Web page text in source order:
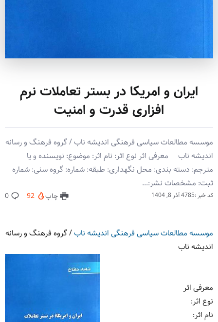
ایران و امریکا در بستر تعاملات نرم
افزاری قدرت و امنیت
موسسه مطالعات سیاسی فرهنگی اندیشه ناب / گروه فرهنگ و رسانه
اندیشه ناب معرفی اثر نوع اثر: نام اثر: موضوع: نویسنده و یا
مترجم: دسته بندی: محل نگهداری: طبقه: شماره: گروه سنی: شماره
ثبت: مشخصات نشر:...
کد خبر :4785 آذر 8, 1404 چاپ 92
0
موسسه مطالعات سیاسی فرهنگی اندیشه ناب/گروه فرهنگ و رسانه
اندیشه ناب
معرفی اثر
نوع اثر:
نام اثر: